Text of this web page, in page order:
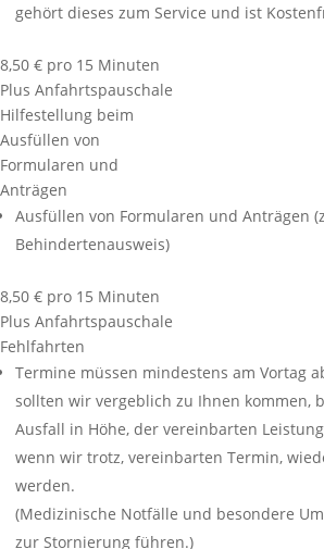
gehört dieses zum Service und ist
8,50 € pro 15 Minuten
Plus Anfahrtspauschale
Hilfestellung beim
Ausfüllen von
Formularen und
Anträgen
Ausfüllen von Formularen und Anträgen
Behindertenausweis)
8,50 € pro 15 Minuten
Plus Anfahrtspauschale
Fehlfahrten
Termine müssen mindestens am Vortag
sollten wir vergeblich zu Ihnen kommen,
Ausfall in Höhe, der vereinbarten
wenn wir trotz, vereinbarten Termin,
werden.
(Medizinische Notfälle und besondere
zur Stornierung führen.)